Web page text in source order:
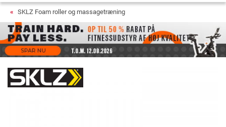
SKLZ Foam roller og massagetræning